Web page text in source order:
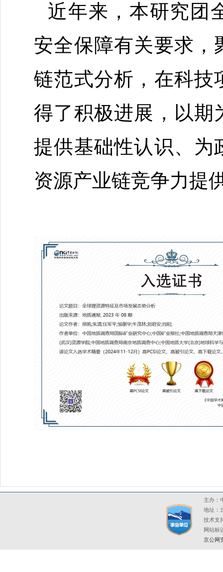
近年来，本研究团
安全保障有关要求，
链范式分析，在科技
得了积极进展，以期
提供基础性认识、为
资源产业链竞争力提
主办：
地址：
技术支
网站标
京公网